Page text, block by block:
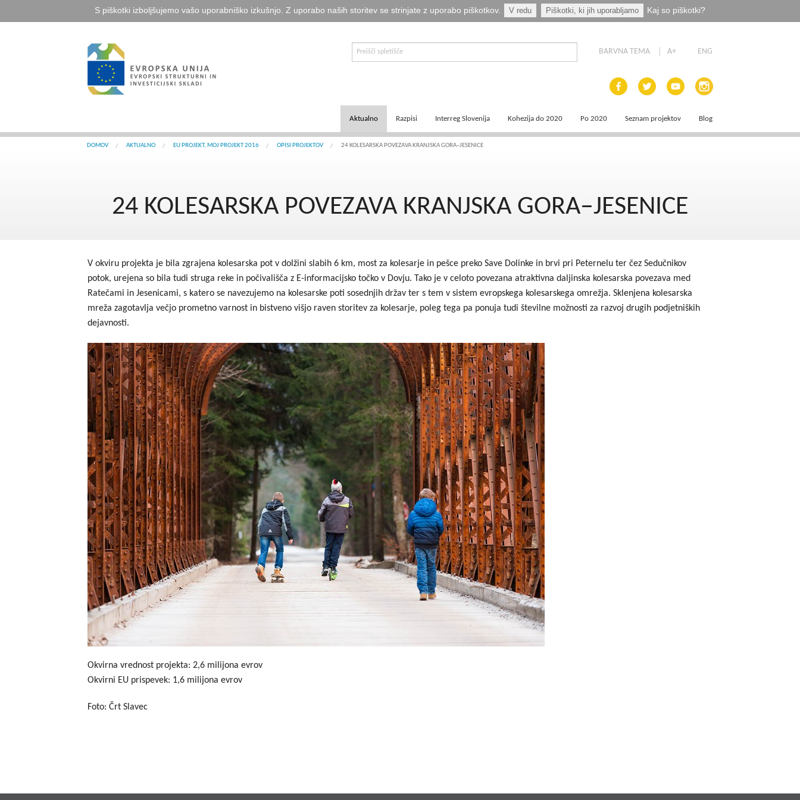
S piškotki izboljšujemo vašo uporabniško izkušnjo. Z uporabo naših storitev se strinjate z uporabo piškotkov. V redu Piškotki, ki jih uporabljamo Kaj so piškotki?
BARVNA TEMA A+ ENG
Aktualno
E-informator Vizija kohezija
Logotipi
Dogodki
EU projekt, moj projekt
COVID19
Road Trip po Sloveniji
Ekošola
Razpisi
Aktualni razpisi
Napovedani razpisi
Interreg Slovenija
Čezmejno sodelovanje
Medregionalno sodelovanje
Kohezija do 2020
Zakonodaja
Dobre zgodbe iz obdobja 2014-2020
Kohezija do 2013
Po 2020 Seznam projektov Blog
DOMOV AKTUALNO EU PROJEKT, MOJ PROJEKT 2016 OPISI PROJEKTOV 24 KOLESARSKA POVEZAVA KRANJSKA GORA–JESENICE
24 KOLESARSKA POVEZAVA KRANJSKA GORA–JESENICE
V okviru projekta je bila zgrajena kolesarska pot v dolžini slabih 6 km, most za kolesarje in pešce preko Save Dolinke in brvi pri Peternelu ter čez Sedučnikov
potok, urejena so bila tudi struga reke in počivališča z E-informacijsko točko v Dovju. Tako je v celoto povezana atraktivna daljinska kolesarska povezava med
Ratečami in Jesenicami, s katero se navezujemo na kolesarske poti sosednjih držav ter s tem v sistem evropskega kolesarskega omrežja. Sklenjena kolesarska
mreža zagotavlja večjo prometno varnost in bistveno višjo raven storitev za kolesarje, poleg tega pa ponuja tudi številne možnosti za razvoj drugih podjetniških
dejavnosti.
Okvirna vrednost projekta: 2,6 milijona evrov
Okvirni EU prispevek: 1,6 milijona evrov
Foto: Črt Slavec